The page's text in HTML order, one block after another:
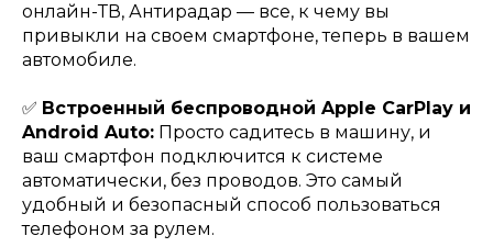
онлайн-ТВ, Антирадар — все, к чему вы
привыкли на своем смартфоне, теперь в вашем
автомобиле.
✅ Встроенный беспроводной Apple CarPlay и
Android Auto: Просто садитесь в машину, и
ваш смартфон подключится к системе
автоматически, без проводов. Это самый
удобный и безопасный способ пользоваться
телефоном за рулем.